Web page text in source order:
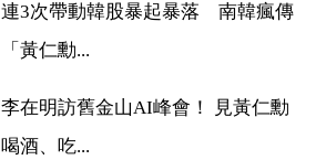
連3次帶動韓股暴起暴落 南韓瘋傳
「黃仁勳...
李在明訪舊金山AI峰會！ 見黃仁勳
喝酒、吃...